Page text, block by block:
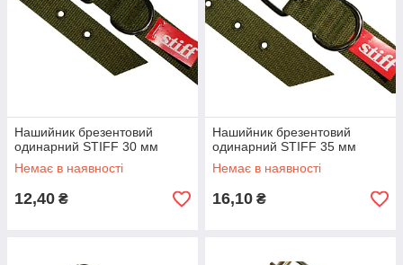
Нашийник брезентовий
одинарний STIFF 30 мм
Немає в наявності
12,40 ₴
Нашийник брезентовий
одинарний STIFF 35 мм
Немає в наявності
16,10 ₴